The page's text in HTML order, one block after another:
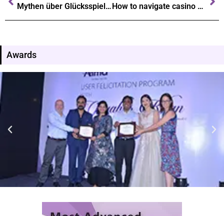
Mythen über Glücksspiel Fakten, die Sie überraschen werden How to navigate casino games step by step for beginners
Awards